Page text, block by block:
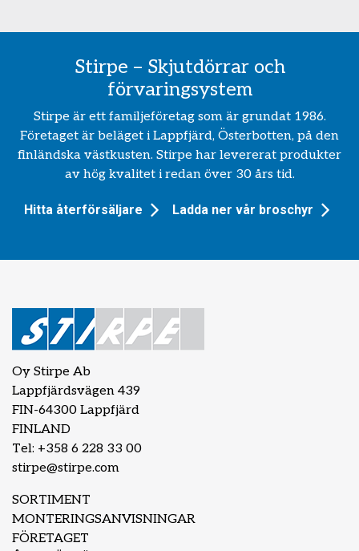
Stirpe – Skjutdörrar och
förvaringsystem
Stirpe är ett familjeföretag som är grundat 1986.
Företaget är beläget i Lappfjärd, Österbotten, på den
finländska västkusten. Stirpe har levererat produkter
av hög kvalitet i redan över 30 års tid.
Hitta återförsäljare Ladda ner vår broschyr
Oy Stirpe Ab
Lappfjärdsvägen 439
FIN-64300 Lappfjärd
FINLAND
Tel: +358 6 228 33 00
stirpe@stirpe.com
SORTIMENT
MONTERINGSANVISNINGAR
FÖRETAGET